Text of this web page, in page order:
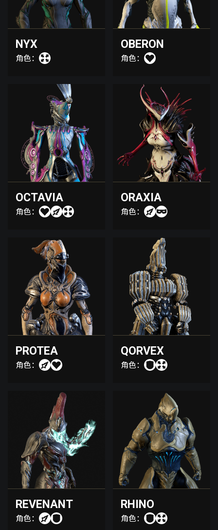
NYX
角色：
OBERON
角色：
OCTAVIA
角色：
ORAXIA
角色：
PROTEA
角色：
QORVEX
角色：
REVENANT
角色：
RHINO
角色：